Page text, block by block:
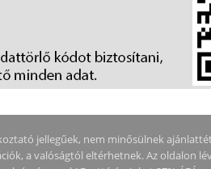
jellegűek, nem minősülnek
a valóságtól eltérhetnek. Az oldalon